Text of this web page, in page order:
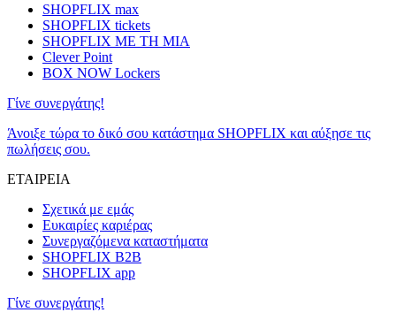
SHOPFLIX max
SHOPFLIX tickets
SHOPFLIX ΜΕ ΤΗ ΜΙΑ
Clever Point
BOX NOW Lockers
Γίνε συνεργάτης!
Άνοιξε τώρα το δικό σου κατάστημα SHOPFLIX και αύξησε τις
πωλήσεις σου.
ΕΤΑΙΡΕΙΑ
Σχετικά με εμάς
Ευκαιρίες καριέρας
Συνεργαζόμενα καταστήματα
SHOPFLIX B2B
SHOPFLIX app
Γίνε συνεργάτης!